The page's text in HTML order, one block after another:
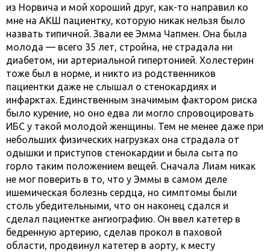
из Норвича и мой хороший друг, как-то направил ко
мне на АКШ пациентку, которую никак нельзя было
назвать типичной. Звали ее Эмма Чапмен. Она была
молода — всего 35 лет, стройна, не страдала ни
диабетом, ни артериальной гипертонией. Холестерин
тоже был в норме, и никто из родственников
пациентки даже не слышал о стенокардиях и
инфарктах. Единственным значимым фактором риска
было курение, но оно едва ли могло спровоцировать
ИБС у такой молодой женщины. Тем не менее даже при
небольших физических нагрузках она страдала от
одышки и приступов стенокардии и была сыта по
горло таким положением вещей. Сначала Лиам никак
не мог поверить в то, что у Эммы в самом деле
ишемическая болезнь сердца, но симптомы были
столь убедительными, что он наконец сдался и
сделал пациентке ангиографию. Он ввел катетер в
бедренную артерию, сделав прокол в паховой
области, продвинул катетер в аорту, к месту